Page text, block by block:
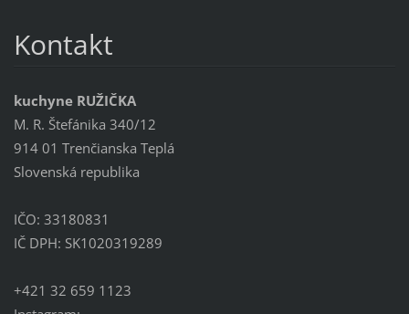
Kontakt
kuchyne RUŽIČKA
M. R. Štefánika 340/12
914 01 Trenčianska Teplá
Slovenská republika
IČO: 33180831
IČ DPH: SK1020319289
+421 32 659 1123